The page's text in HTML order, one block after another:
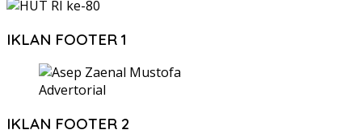
IKLAN FOOTER 1
Advertorial
IKLAN FOOTER 2